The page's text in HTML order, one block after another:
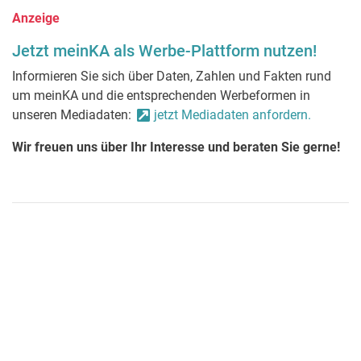
Anzeige
Jetzt meinKA als Werbe-Plattform nutzen!
Informieren Sie sich über Daten, Zahlen und Fakten rund
um meinKA und die entsprechenden Werbeformen in
unseren Mediadaten:
jetzt Mediadaten anfordern.
Wir freuen uns über Ihr Interesse und beraten Sie gerne!